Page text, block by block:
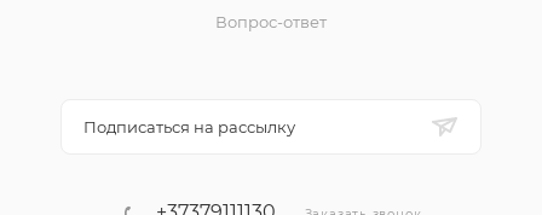
Вопрос-ответ
Подписаться на рассылку